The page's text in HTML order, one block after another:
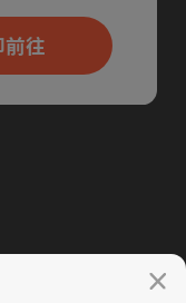
免费看
开App新用
前往